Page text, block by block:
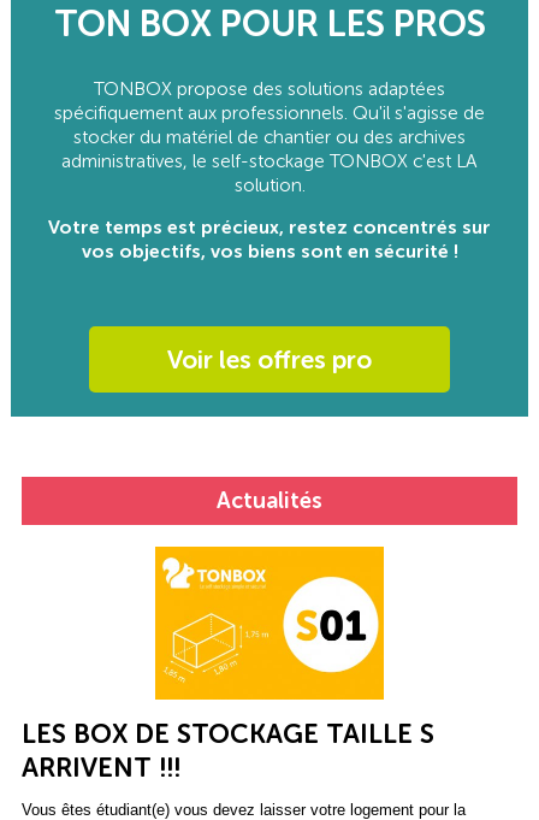
TON BOX POUR LES PROS
TONBOX propose des solutions adaptées
spécifiquement aux professionnels. Qu'il s'agisse de
stocker du matériel de chantier ou des archives
administratives, le self-stockage TONBOX c'est LA
solution.
Votre temps est précieux, restez concentrés sur
vos objectifs, vos biens sont en sécurité !
Voir les offres pro
Actualités
LES BOX DE STOCKAGE TAILLE S
ARRIVENT !!!
Vous êtes étudiant(e) vous devez laisser votre logement pour la